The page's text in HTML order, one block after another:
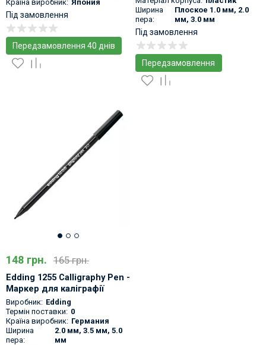
Країна виробник: Япония
Під замовлення
Передзамовлення 40 днів
Ширина
пера:
Плоское 1.0 мм, 2.0
мм, 3.0 мм
Під замовлення
Передзамовлення
148 грн. 165 грн.
Edding 1255 Calligraphy Pen -
Маркер для каліграфії
Виробник: Edding
Термін поставки: 0
Країна виробник: Германия
Ширина
пера:
2.0 мм, 3.5 мм, 5.0
мм